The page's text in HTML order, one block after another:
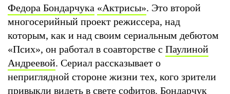
Федора Бондарчука «Актрисы». Это второй
многосерийный проект режиссера, над
которым, как и над своим сериальным дебютом
«Псих», он работал в соавторстве с Паулиной
Андреевой. Сериал рассказывает о
неприглядной стороне жизни тех, кого зрители
привыкли видеть в свете софитов. Бондарчук